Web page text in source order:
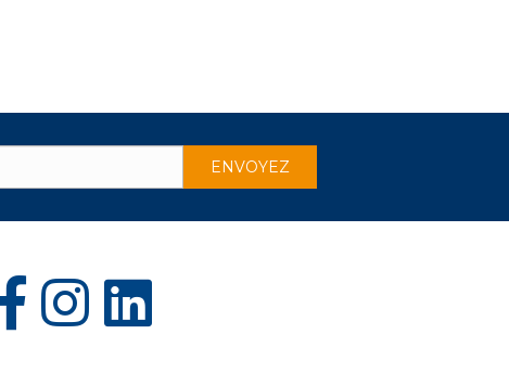
(opens in new tab)
(opens in new tab)